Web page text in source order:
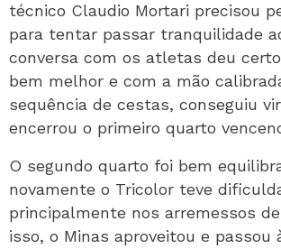
técnico Claudio Mortari precisou
para tentar passar tranquilidade
conversa com os atletas deu
bem melhor e com a mão
sequência de cestas, conseguiu
encerrou o primeiro quarto
O segundo quarto foi bem
novamente o Tricolor teve
principalmente nos arremessos
isso, o Minas aproveitou e passou